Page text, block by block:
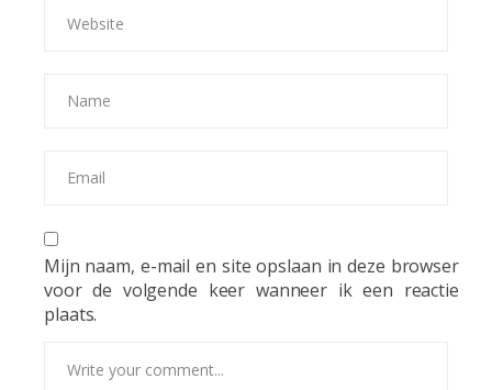
Mijn naam, e-mail en site opslaan in deze browser
voor de volgende keer wanneer ik een reactie
plaats.